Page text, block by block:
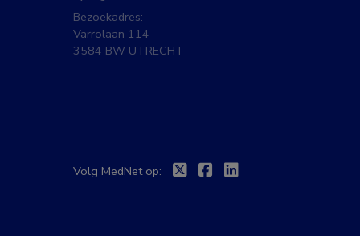
Bezoekadres:
Varrolaan 114
3584 BW UTRECHT
Volg MedNet op: TwitterFacebook
Linkedin